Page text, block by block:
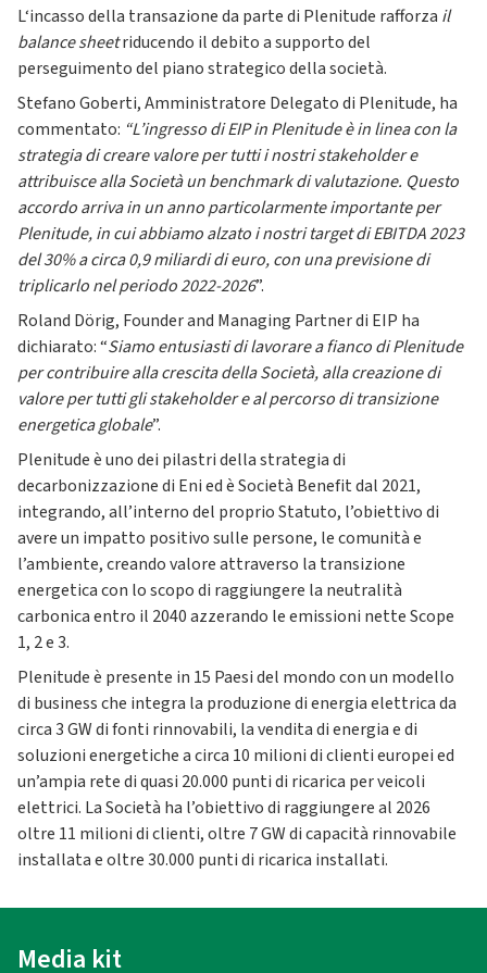
L‘incasso della transazione da parte di Plenitude rafforza il
balance sheetriducendo il debito a supporto del
perseguimento del piano strategico della società.
Stefano Goberti, Amministratore Delegato di Plenitude, ha
commentato: “L’ingresso di EIP in Plenitude è in linea con la
strategia di creare valore per tutti i nostri stakeholder e
attribuisce alla Società un benchmark di valutazione. Questo
accordo arriva in un anno particolarmente importante per
Plenitude, in cui abbiamo alzato i nostri target di EBITDA 2023
del 30% a circa 0,9 miliardi di euro, con una previsione di
triplicarlo nel periodo 2022-2026”.
Roland Dörig, Founder and Managing Partner di EIP ha
dichiarato: “Siamo entusiasti di lavorare a fianco di Plenitude
per contribuire alla crescita della Società, alla creazione di
valore per tutti gli stakeholder e al percorso di transizione
energetica globale”.
Plenitude è uno dei pilastri della strategia di
decarbonizzazione di Eni ed è Società Benefit dal 2021,
integrando, all’interno del proprio Statuto, l’obiettivo di
avere un impatto positivo sulle persone, le comunità e
l’ambiente, creando valore attraverso la transizione
energetica con lo scopo di raggiungere la neutralità
carbonica entro il 2040 azzerando le emissioni nette Scope
1, 2 e 3.
Plenitude è presente in 15 Paesi del mondo con un modello
di business che integra la produzione di energia elettrica da
circa 3 GW di fonti rinnovabili, la vendita di energia e di
soluzioni energetiche a circa 10 milioni di clienti europei ed
un’ampia rete di quasi 20.000 punti di ricarica per veicoli
elettrici. La Società ha l’obiettivo di raggiungere al 2026
oltre 11 milioni di clienti, oltre 7 GW di capacità rinnovabile
installata e oltre 30.000 punti di ricarica installati.
Media kit